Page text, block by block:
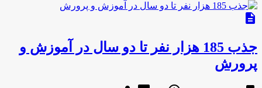
description
جذب 185 هزار نفر تا دو سال در آموزش و
پرورش